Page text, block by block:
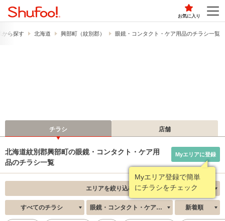
お気に入り
から探す 北海道 興部町（紋別郡） 眼鏡・コンタクト・ケア用品のチラシ一覧
チラシ 店舗
北海道紋別郡興部町の眼鏡・コンタクト・ケア用
品のチラシ一覧
Myエリア登録で簡単
にチラシをチェック
Myエリアに登録
エリアを絞り込む
すべてのチラシ 眼鏡・コンタクト・ケア用品 新着順